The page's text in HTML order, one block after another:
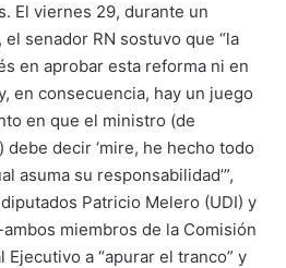
El viernes 29, durante un
senador RN sostuvo que “la
en aprobar esta reforma ni en
en consecuencia, hay un juego
en que el ministro (de
debe decir ‘mire, he hecho todo
asuma su responsabilidad’”,
Patricio Melero (UDI) y
miembros de la Comisión
a “apurar el tranco” y